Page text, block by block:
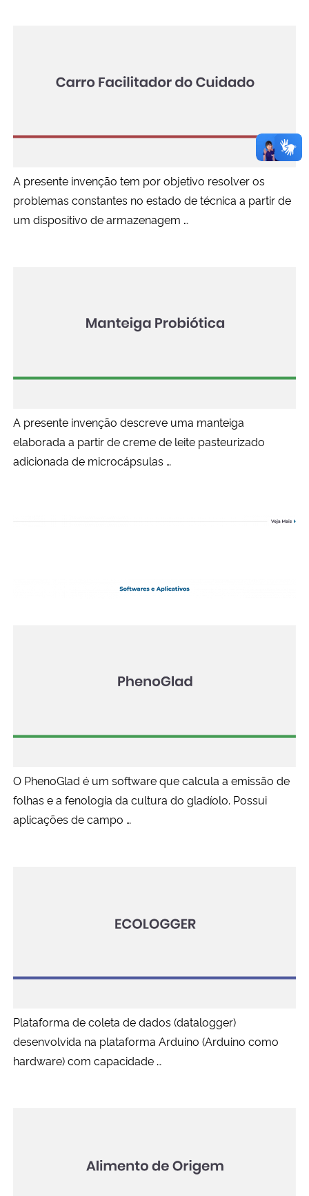
A presente invenção tem por objetivo resolver os
problemas constantes no estado de técnica a partir de
um dispositivo de armazenagem …
A presente invenção descreve uma manteiga
elaborada a partir de creme de leite pasteurizado
adicionada de microcápsulas …
O PhenoGlad é um software que calcula a emissão de
folhas e a fenologia da cultura do gladíolo. Possui
aplicações de campo …
Plataforma de coleta de dados (datalogger)
desenvolvida na plataforma Arduino (Arduino como
hardware) com capacidade …